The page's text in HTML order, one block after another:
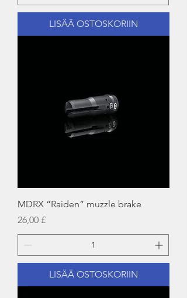
LISÄÄ OSTOSKORIIN
MDRX “Raiden” muzzle brake
Hinta
26,00 £
LISÄÄ OSTOSKORIIN